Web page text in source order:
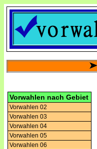
Vorwahlen nach Gebiet
Vorwahlen 02
Vorwahlen 03
Vorwahlen 04
Vorwahlen 05
Vorwahlen 06